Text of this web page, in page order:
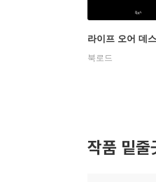
라이프 오어 데스
북로드
작품 밑줄